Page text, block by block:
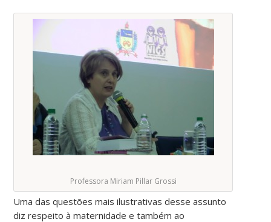
Professora Miriam Pillar Grossi
Uma das questões mais ilustrativas desse assunto
diz respeito à maternidade e também ao